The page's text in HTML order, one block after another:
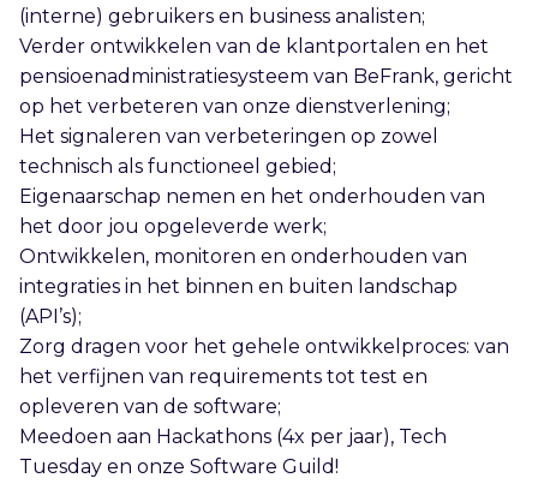
(interne) gebruikers en business analisten;
Verder ontwikkelen van de klantportalen en het
pensioenadministratiesysteem van BeFrank, gericht
op het verbeteren van onze dienstverlening;
Het signaleren van verbeteringen op zowel
technisch als functioneel gebied;
Eigenaarschap nemen en het onderhouden van
het door jou opgeleverde werk;
Ontwikkelen, monitoren en onderhouden van
integraties in het binnen en buiten landschap
(API’s);
Zorg dragen voor het gehele ontwikkelproces: van
het verfijnen van requirements tot test en
opleveren van de software;
Meedoen aan Hackathons (4x per jaar), Tech
Tuesday en onze Software Guild!